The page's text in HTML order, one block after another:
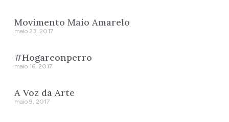
Movimento Maio Amarelo
maio 23, 2017
#Hogarconperro
maio 16, 2017
A Voz da Arte
maio 9, 2017